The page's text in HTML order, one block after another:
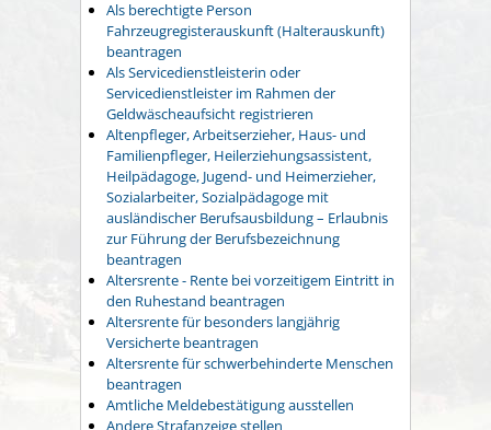
Als berechtigte Person
Fahrzeugregisterauskunft (Halterauskunft)
beantragen
Als Servicedienstleisterin oder
Servicedienstleister im Rahmen der
Geldwäscheaufsicht registrieren
Altenpfleger, Arbeitserzieher, Haus- und
Familienpfleger, Heilerziehungsassistent,
Heilpädagoge, Jugend- und Heimerzieher,
Sozialarbeiter, Sozialpädagoge mit
ausländischer Berufsausbildung – Erlaubnis
zur Führung der Berufsbezeichnung
beantragen
Altersrente - Rente bei vorzeitigem Eintritt in
den Ruhestand beantragen
Altersrente für besonders langjährig
Versicherte beantragen
Altersrente für schwerbehinderte Menschen
beantragen
Amtliche Meldebestätigung ausstellen
Andere Strafanzeige stellen